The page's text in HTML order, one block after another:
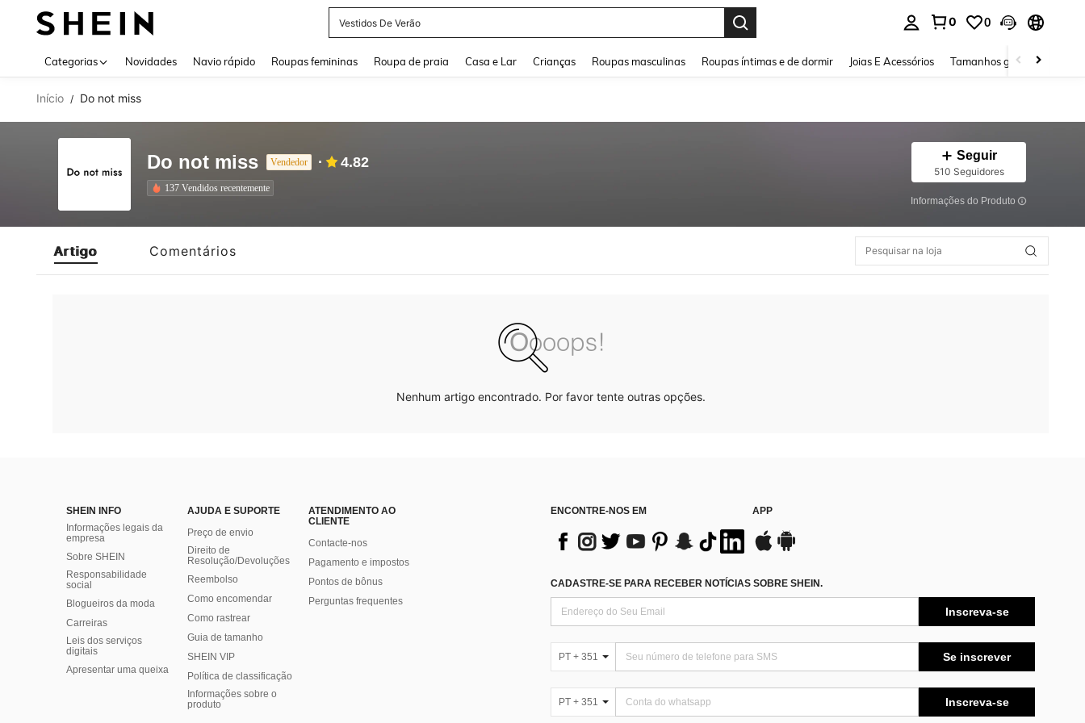
Vestidos De Verão
0 0
Categorias Novidades Navio rápido Roupas femininas Roupa de praia Casa e Lar Crianças Roupas masculinas Roupas íntimas e de dormir Joias E Acessórios Tamanhos grandes
Início / Do not miss
Do not miss Vendedor 4.82
137 Vendidos recentemente
Seguir
510 Seguidores
Informações do Produto
Artigo Comentários
Nenhum artigo encontrado. Por favor tente outras opções.
SHEIN INFO
Informações legais da
empresa
Sobre SHEIN
Responsabilidade
social
Blogueiros da moda
Carreiras
Leis dos serviços
digitais
Apresentar uma queixa
AJUDA E SUPORTE
Preço de envio
Direito de
Resolução/Devoluções
Reembolso
Como encomendar
Como rastrear
Guia de tamanho
SHEIN VIP
Política de classificação
​Informações sobre o
produto
ATENDIMENTO AO
CLIENTE
Contacte-nos
Pagamento e impostos
Pontos de bônus
Perguntas frequentes
ENCONTRE-NOS EM APP
CADASTRE-SE PARA RECEBER NOTÍCIAS SOBRE SHEIN.
Inscreva-se
PT + 351 Se inscrever
PT + 351 Inscreva-se